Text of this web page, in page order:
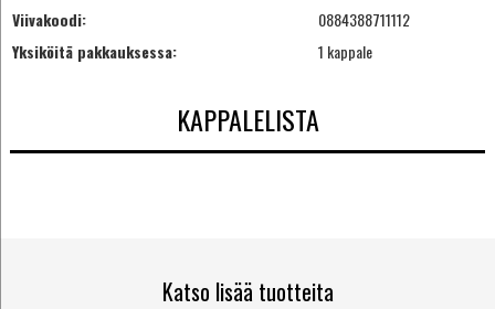
Viivakoodi:
0884388711112
Yksiköitä pakkauksessa:
1 kappale
KAPPALELISTA
Katso lisää tuotteita